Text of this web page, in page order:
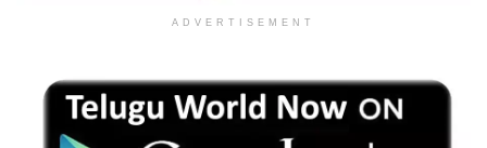
ADVERTISEMENT